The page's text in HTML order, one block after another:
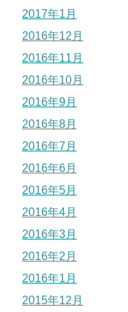
2017年1月
2016年12月
2016年11月
2016年10月
2016年9月
2016年8月
2016年7月
2016年6月
2016年5月
2016年4月
2016年3月
2016年2月
2016年1月
2015年12月